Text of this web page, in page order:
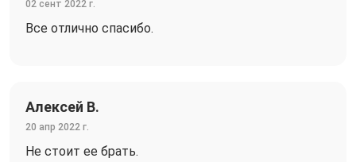
02 сент 2022 г.
Все отлично спасибо.
Алексей В.
20 апр 2022 г.
Не стоит ее брать.